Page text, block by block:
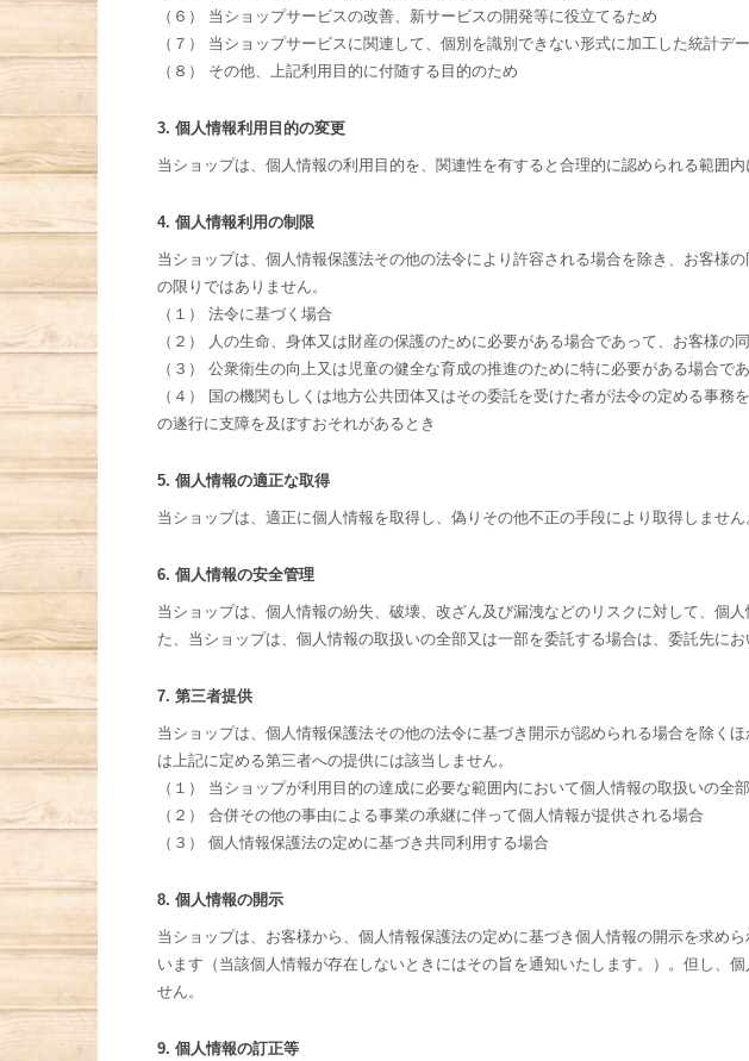
（６） 当ショップサービスの改善、新サービスの開発等に役立てるため
（７） 当ショップサービスに関連して、個別を識別できない形式に加工した統計デ
（８） その他、上記利用目的に付随する目的のため
3. 個人情報利用目的の変更
当ショップは、個人情報の利用目的を、関連性を有すると合理的に認められる範囲
4. 個人情報利用の制限
当ショップは、個人情報保護法その他の法令により許容される場合を除き、お客様
の限りではありません。
（１） 法令に基づく場合
（２） 人の生命、身体又は財産の保護のために必要がある場合であって、お客様の
（３） 公衆衛生の向上又は児童の健全な育成の推進のために特に必要がある場合で
（４） 国の機関もしくは地方公共団体又はその委託を受けた者が法令の定める事
の遂行に支障を及ぼすおそれがあるとき
5. 個人情報の適正な取得
当ショップは、適正に個人情報を取得し、偽りその他不正の手段により取得しません
6. 個人情報の安全管理
当ショップは、個人情報の紛失、破壊、改ざん及び漏洩などのリスクに対して、個
た、当ショップは、個人情報の取扱いの全部又は一部を委託する場合は、委託先に
7. 第三者提供
当ショップは、個人情報保護法その他の法令に基づき開示が認められる場合を除く
は上記に定める第三者への提供には該当しません。
（１） 当ショップが利用目的の達成に必要な範囲内において個人情報の取扱いの
（２） 合併その他の事由による事業の承継に伴って個人情報が提供される場合
（３） 個人情報保護法の定めに基づき共同利用する場合
8. 個人情報の開示
当ショップは、お客様から、個人情報保護法の定めに基づき個人情報の開示を求め
います（当該個人情報が存在しないときにはその旨を通知いたします。）。但し、
せん。
9. 個人情報の訂正等